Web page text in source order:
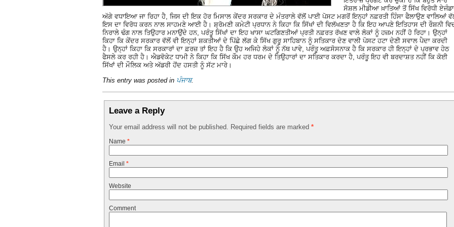
ਸੋਸ਼ਲ ਮੀਡੀਆ ਖ਼ਾਤਿਆਂ ਤੋਂ ਸਿੱਖ ਵਿਰੋਧੀ ਏਜੰਡਾ
ਅੱਗੇ ਵਧਾਇਆ ਜਾ ਰਿਹਾ ਹੈ, ਜਿਸ ਦੀ ਇਕ ਹੋਰ ਮਿਸਾਲ ਕੇਂਦਰ ਸਰਕਾਰ ਦੇ ਮੰਤਰਾਲੇ ਵੱਲੋਂ ਪਾਈ ਪੋਸਟ ਮਗਰੋਂ ਇਨ੍ਹਾਂ ਨਫ਼ਰਤੀ ਹਿੰਸਾ ਫੈਲਾਉਣ ਵਾਲਿਆਂ
ਇਸ ਦਾ ਵਿਰੋਧ ਕਰਨ ਨਾਲ ਸਾਹਮਣੇ ਆਈ ਹੈ। ਸ਼੍ਰੋਮਣੀ ਕਮੇਟੀ ਪ੍ਰਧਾਨ ਨੇ ਕਿਹਾ ਕਿ ਸਿੱਖਾਂ ਦੀ ਵਿਲੱਖਣਤਾ ਹੈ ਕਿ ਇਹ ਆਪਣੇ ਇਤਿਹਾਸ ਦੀ ਰੌਸ਼ਨੀ
ਨਿਰਾਲੇ ਢੰਗ ਨਾਲ ਤਿਉਹਾਰ ਮਨਾਉਂਦੇ ਹਨ, ਪਰੰਤੂ ਸਿੱਖਾਂ ਦਾ ਇਹ ਖਾਸਾ ਘਟਗਿਣਤੀਆਂ ਪ੍ਰਤੀ ਨਫ਼ਰਤ ਰੱਖਣ ਵਾਲੇ ਲੋਕਾਂ ਨੂੰ ਹਜ਼ਮ ਨਹੀਂ ਹੋ ਰਿਹਾ। ਉਨ੍ਹਾਂ
ਕਿਹਾ ਕਿ ਕੇਂਦਰ ਸਰਕਾਰ ਵੱਲੋਂ ਵੀ ਇਨ੍ਹਾਂ ਸ਼ਕਤੀਆਂ ਦੇ ਪਿੱਛੇ ਲੱਗ ਕੇ ਸਿੱਖ ਗੁਰੂ ਸਾਹਿਬਾਨ ਨੂੰ ਸਤਿਕਾਰ ਦੇਣ ਵਾਲੀ ਪੋਸਟ ਹਟਾ ਦੇਣੀ ਸਵਾਲ ਪੈਦਾ ਕਰਦੀ
ਹੈ। ਉਨ੍ਹਾਂ ਕਿਹਾ ਕਿ ਸਰਕਾਰਾਂ ਦਾ ਫ਼ਰਜ਼ ਤਾਂ ਇਹ ਹੈ ਕਿ ਉਹ ਅਜਿਹੇ ਲੋਕਾਂ ਨੂੰ ਨੱਥ ਪਾਵੇ, ਪਰੰਤੂ ਅਫ਼ਸੋਸਨਾਕ ਹੈ ਕਿ ਸਰਕਾਰ ਹੀ ਇਨ੍ਹਾਂ ਦੇ ਪ੍ਰਭਾਵ ਹੇਠ
ਫੈਸਲੇ ਕਰ ਰਹੀ ਹੈ। ਐਡਵੋਕੇਟ ਧਾਮੀ ਨੇ ਕਿਹਾ ਕਿ ਸਿੱਖ ਕੌਮ ਹਰ ਧਰਮ ਦੇ ਤਿਉਹਾਰਾਂ ਦਾ ਸਤਿਕਾਰ ਕਰਦਾ ਹੈ, ਪਰੰਤੂ ਇਹ ਵੀ ਬਰਦਾਸ਼ਤ ਨਹੀਂ ਕਿ ਕੋਈ
ਸਿੱਖਾਂ ਦੀ ਮੌਲਿਕ ਅਤੇ ਅੱਡਰੀ ਹੋਂਦ ਹਸਤੀ ਨੂੰ ਸੱਟ ਮਾਰੇ।
This entry was posted in ਪੰਜਾਬ.
Leave a Reply
Your email address will not be published. Required fields are marked *
Name *
Email *
Website
Comment